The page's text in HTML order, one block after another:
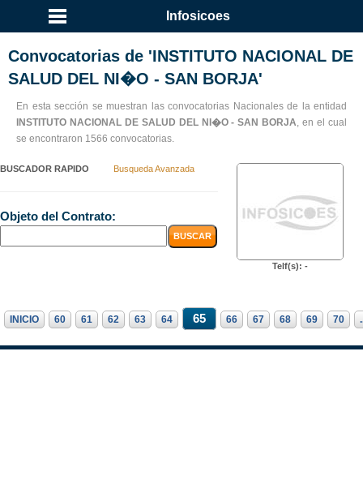
Infosicoes
Convocatorias de 'INSTITUTO NACIONAL DE
SALUD DEL NI�O - SAN BORJA'
En esta sección se muestran las convocatorias Nacionales de la entidad
INSTITUTO NACIONAL DE SALUD DEL NI�O - SAN BORJA, en el cual
se encontraron 1566 convocatorias.
BUSCADOR RAPIDO Busqueda Avanzada
Objeto del Contrato:
Telf(s): -
INICIO 60 61 62 63 64 65 66 67 68 69 70